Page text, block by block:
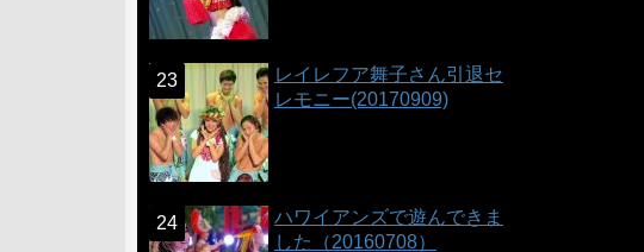
レイレフア舞子さん引退セ
レモニー(20170909)
ハワイアンズで遊んできま
した（20160708）